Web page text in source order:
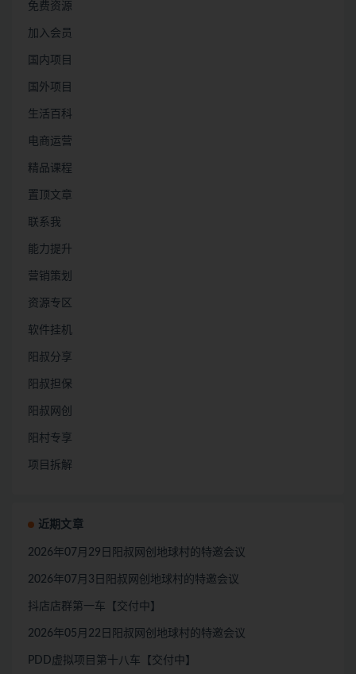
免费资源
加入会员
国内项目
国外项目
生活百科
电商运营
精品课程
置顶文章
联系我
能力提升
营销策划
资源专区
软件挂机
阳叔分享
阳叔担保
阳叔网创
阳村专享
项目拆解
近期文章
2026年07月29日阳叔网创地球村的特邀会议
2026年07月3日阳叔网创地球村的特邀会议
抖店店群第一车【交付中】
2026年05月22日阳叔网创地球村的特邀会议
PDD虚拟项目第十八车【交付中】